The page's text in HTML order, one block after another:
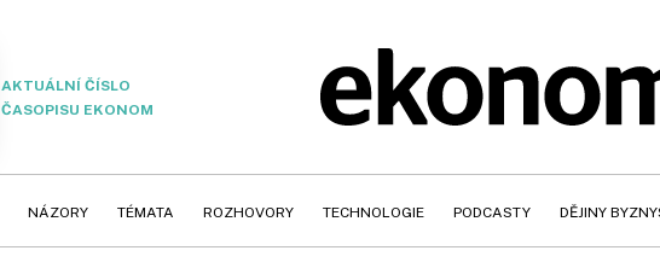
AKTUÁLNÍ ČÍSLO
ČASOPISU EKONOM
NÁZORY TÉMATA ROZHOVORY TECHNOLOGIE PODCASTY DĚJINY